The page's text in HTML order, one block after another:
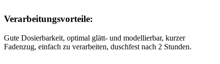
Verarbeitungsvorteile:
Gute Dosierbarkeit, optimal glätt- und modellierbar, kurzer
Fadenzug, einfach zu verarbeiten, duschfest nach 2 Stunden.